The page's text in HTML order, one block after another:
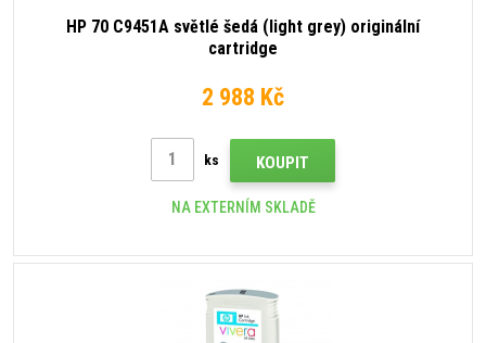
HP 70 C9451A světlé šedá (light grey) originální
cartridge
2 988 Kč
ks KOUPIT
NA EXTERNÍM SKLADĚ